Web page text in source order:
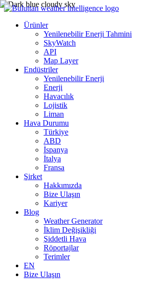
Ürünler
Yenilenebilir Enerji Tahmini
SkyWatch
API
Map Layer
Endüstriler
Yenilenebilir Enerji
Enerji
Havacılık
Lojistik
Liman
Hava Durumu
Türkiye
ABD
İspanya
İtalya
Fransa
Şirket
Hakkımızda
Bize Ulaşın
Kariyer
Blog
Weather Generator
İklim Değişikliği
Şiddetli Hava
Röportajlar
Terimler
EN
Bize Ulaşın